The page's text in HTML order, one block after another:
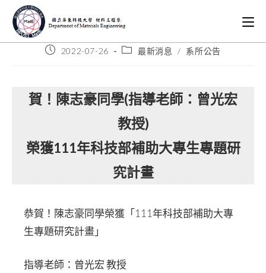
2022-07-26 最新消息 / 系所公告
賀！陳志豪同學(指導老師：曾光宏
教授)
榮獲111年科技部補助大專生專題研
究計畫
恭賀！陳志豪同學榮獲「111年科技部補助大專
生專題研究計畫」
指導老師：曾光宏 教授